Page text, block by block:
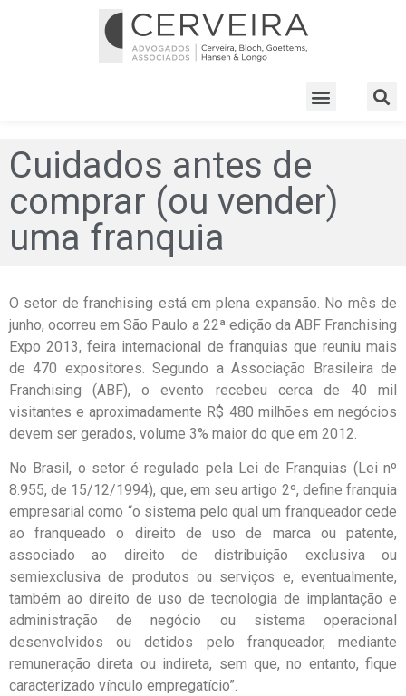
Cuidados antes de
comprar (ou vender)
uma franquia
O setor de franchising está em plena expansão. No mês de
junho, ocorreu em São Paulo a 22ª edição da ABF Franchising
Expo 2013, feira internacional de franquias que reuniu mais
de 470 expositores. Segundo a Associação Brasileira de
Franchising (ABF), o evento recebeu cerca de 40 mil
visitantes e aproximadamente R$ 480 milhões em negócios
devem ser gerados, volume 3% maior do que em 2012.
No Brasil, o setor é regulado pela Lei de Franquias (Lei nº
8.955, de 15/12/1994), que, em seu artigo 2º, define franquia
empresarial como “o sistema pelo qual um franqueador cede
ao franqueado o direito de uso de marca ou patente,
associado ao direito de distribuição exclusiva ou
semiexclusiva de produtos ou serviços e, eventualmente,
também ao direito de uso de tecnologia de implantação e
administração de negócio ou sistema operacional
desenvolvidos ou detidos pelo franqueador, mediante
remuneração direta ou indireta, sem que, no entanto, fique
caracterizado vínculo empregatício”.